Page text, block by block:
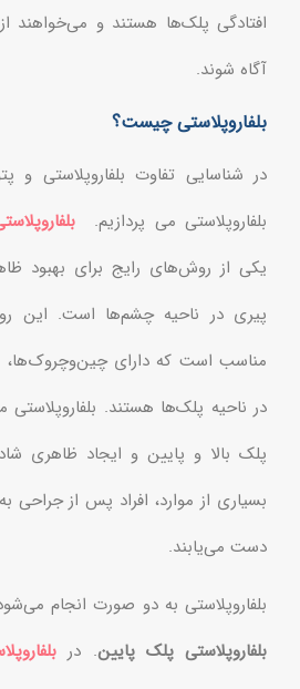
افتادگی پلک‌ها هستند و می‌خواهند
آگاه شوند.
بلفاروپلاستی چیست؟
در شناسایی تفاوت بلفاروپلاستی و
بلفاروپلاستی می پردازیم.
یکی از روش‌های رایج برای بهبود
پیری در ناحیه چشم‌ها است. این
مناسب است که دارای
در ناحیه پلک‌ها هستند.
پلک بالا و پایین و ایجاد ظاهری
بسیاری از موارد، افراد پس از
دست می‌یابند.
بلفاروپلاستی به دو صورت انجام
بلفاروپلاستی پلک پایین. در